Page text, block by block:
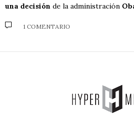
una decisión de la administración
1 COMENTARIO